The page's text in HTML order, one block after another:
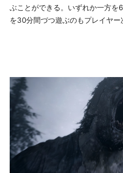
ぶことができる。いずれか一方を
を30分間づつ遊ぶのもプレイヤー